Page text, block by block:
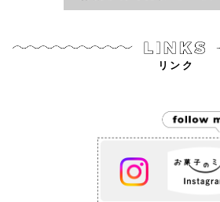
リンク